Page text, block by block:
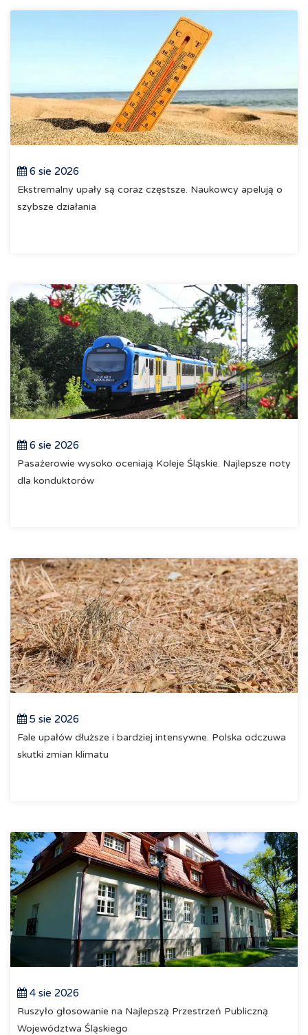
6 sie 2026
Ekstremalny upały są coraz częstsze. Naukowcy apelują o
szybsze działania
6 sie 2026
Pasażerowie wysoko oceniają Koleje Śląskie. Najlepsze noty
dla konduktorów
5 sie 2026
Fale upałów dłuższe i bardziej intensywne. Polska odczuwa
skutki zmian klimatu
4 sie 2026
Ruszyło głosowanie na Najlepszą Przestrzeń Publiczną
Województwa Śląskiego